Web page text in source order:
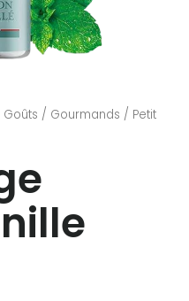
Goûts / Gourmands / Petit